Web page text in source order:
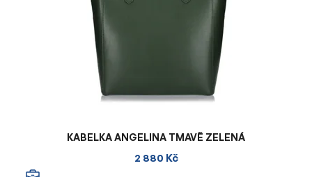
KABELKA ANGELINA TMAVĚ ZELENÁ
2 880 Kč